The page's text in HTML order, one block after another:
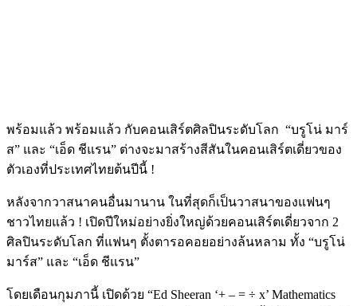
พร้อมแล้ว พร้อมแล้ว กับคอนเสิร์ตศิลปินระดับโลก “บรูโน่ มาร์
ส” และ “เอ็ด ชีแรน” ต่างจะมาสร้างสีสันในคอนเสิร์ตเดี่ยวของ
ตัวเองที่ประเทศไทยต้นปีนี้ !
หลังจากวาสนาคนอื่นมานาน ในที่สุดก็เป็นวาสนาของแฟนๆ
ชาวไทยแล้ว ! เปิดปีใหม่อย่างยิ่งใหญ่ด้วยคอนเสิร์ตเดี่ยวจาก 2
ศิลปินระดับโลก ที่แฟนๆ ตั้งตารอคอยอย่างล้นหลาม ทั้ง “บรูโน่
มาร์ส” และ “เอ็ด ชีแรน”
โดยเดือนกุมภานี้ เปิดด้วย “Ed Sheeran ‘+ – = ÷ x’ Mathematics